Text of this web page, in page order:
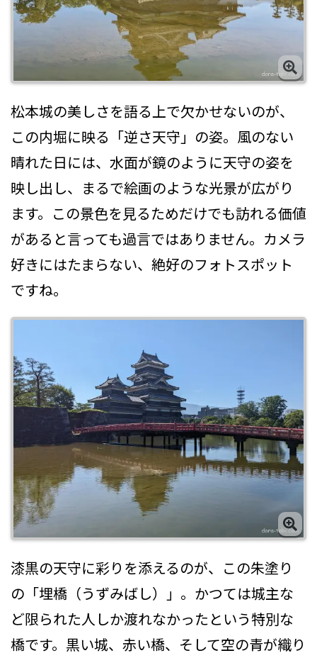
松本城の美しさを語る上で欠かせないのが、
この内堀に映る「逆さ天守」の姿。風のない
晴れた日には、水面が鏡のように天守の姿を
映し出し、まるで絵画のような光景が広がり
ます。この景色を見るためだけでも訪れる価値
があると言っても過言ではありません。カメラ
好きにはたまらない、絶好のフォトスポット
ですね。
漆黒の天守に彩りを添えるのが、この朱塗り
の「埋橋（うずみばし）」。かつては城主な
ど限られた人しか渡れなかったという特別な
橋です。黒い城、赤い橋、そして空の青が織り